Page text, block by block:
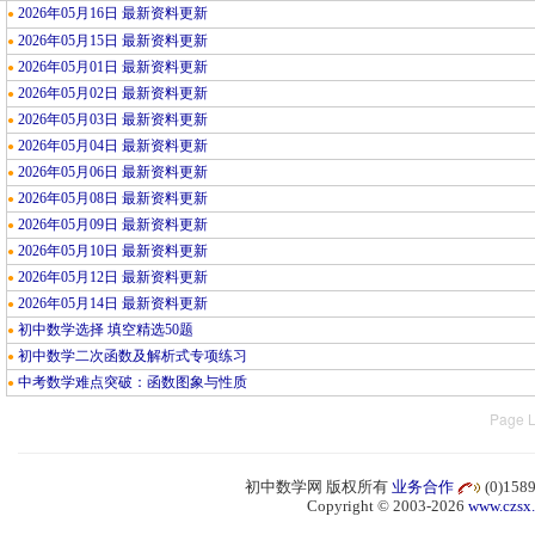
● 2026年05月16日 最新资料更新
● 2026年05月15日 最新资料更新
● 2026年05月01日 最新资料更新
● 2026年05月02日 最新资料更新
● 2026年05月03日 最新资料更新
● 2026年05月04日 最新资料更新
● 2026年05月06日 最新资料更新
● 2026年05月08日 最新资料更新
● 2026年05月09日 最新资料更新
● 2026年05月10日 最新资料更新
● 2026年05月12日 最新资料更新
● 2026年05月14日 最新资料更新
● 初中数学选择 填空精选50题
● 初中数学二次函数及解析式专项练习
● 中考数学难点突破：函数图象与性质
Page
初中数学网 版权所有 业务合作
Copyright © 2003-2026